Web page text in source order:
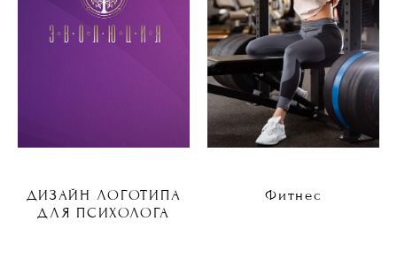
ДИЗАЙН ЛОГОТИПА
ДЛЯ ПСИХОЛОГА
Фитнес